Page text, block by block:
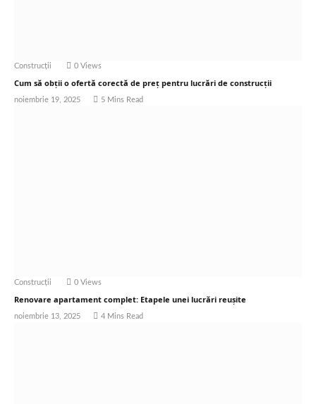
Construcții 0 Views
Cum să obții o ofertă corectă de preț pentru lucrări de construcții
noiembrie 19, 2025 5 Mins Read
Construcții 0 Views
Renovare apartament complet: Etapele unei lucrări reușite
noiembrie 13, 2025 4 Mins Read